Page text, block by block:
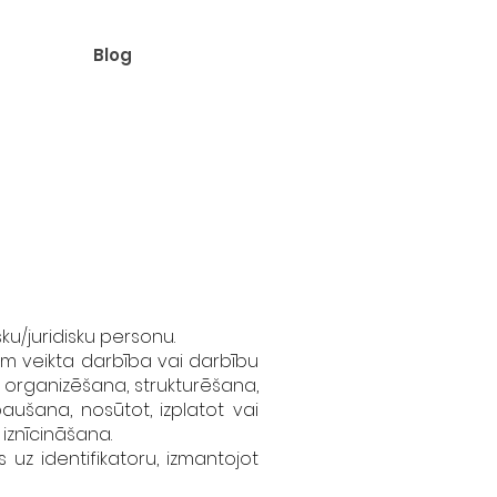
Blog
juridisku personu.
veikta darbība vai darbību
strukturēšana,
nosūtot, izplatot vai
uz identifikatoru, izmantojot